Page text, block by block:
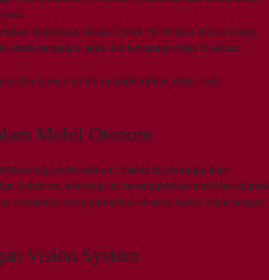
lingkungan dalam bentuk 3D dengan akurasi tinggi.
untuk mengukur jarak dan kecepatan objek di sekitar
dan kamera untuk mengidentifikasi objek serta
Mobil Otonom
bagi mobil otonom. Sistem ini meningkatkan
Selain itu, teknologi ini memungkinkan mobil beradaptasi
membantu mengoptimalkan efisiensi bahan bakar dengan
Vision System